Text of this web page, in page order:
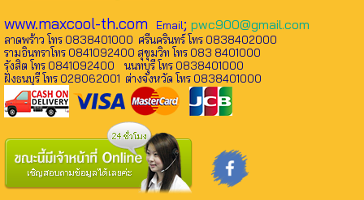
www.maxcool-th.com Email; pwc900@gmail.com
ลาดพร้าว โทร 0838401000 ศรีนครินทร์ โทร 0838402000
รามอินทราโทร 0841092400 สุขุมวิท โทร 083 8401000
รังสิต โทร 0841092400 นนทบุรี โทร 0838401000
ฝั่งธนบุรี โทร 028062001 ต่างจังหวัด โทร 0838401000